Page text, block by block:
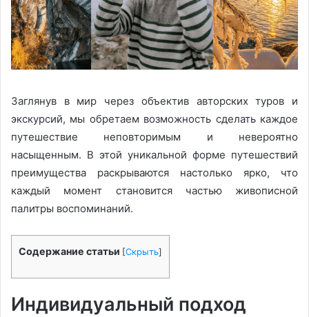
Заглянув в мир через объектив авторских туров и
экскурсий, мы обретаем возможность сделать каждое
путешествие неповторимым и невероятно
насыщенным. В этой уникальной форме путешествий
преимущества раскрываются настолько ярко, что
каждый момент становится частью живописной
палитры воспоминаний.
Содержание статьи [Скрыть]
Индивидуальный подход